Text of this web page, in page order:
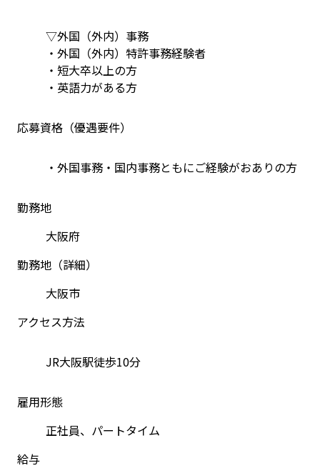
▽外国（外内）事務
・外国（外内）特許事務経験者
・短大卒以上の方
・英語力がある方
応募資格（優遇要件）
・外国事務・国内事務ともにご経験がおありの方
勤務地
大阪府
勤務地（詳細）
大阪市
アクセス方法
JR大阪駅徒歩10分
雇用形態
正社員、パートタイム
給与